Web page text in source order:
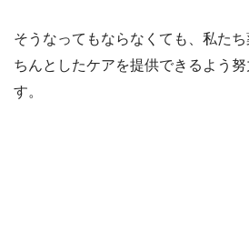
そうなってもならなくても、私た
ちんとしたケアを提供できるよう
す。